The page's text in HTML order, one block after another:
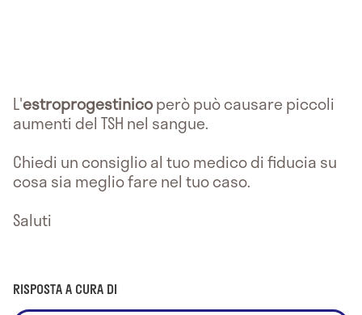
L'estroprogestinicoperò può causare piccoli
aumenti del TSH nel sangue.
Chiedi un consiglio al tuo medico di fiducia su
cosa sia meglio fare nel tuo caso.
Saluti
RISPOSTA A CURA DI